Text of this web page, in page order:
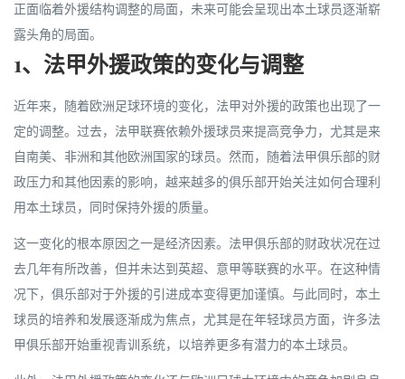
正面临着外援结构调整的局面，未来可能会呈现出本土球员逐渐崭
露头角的局面。
1、法甲外援政策的变化与调整
近年来，随着欧洲足球环境的变化，法甲对外援的政策也出现了一
定的调整。过去，法甲联赛依赖外援球员来提高竞争力，尤其是来
自南美、非洲和其他欧洲国家的球员。然而，随着法甲俱乐部的财
政压力和其他因素的影响，越来越多的俱乐部开始关注如何合理利
用本土球员，同时保持外援的质量。
这一变化的根本原因之一是经济因素。法甲俱乐部的财政状况在过
去几年有所改善，但并未达到英超、意甲等联赛的水平。在这种情
况下，俱乐部对于外援的引进成本变得更加谨慎。与此同时，本土
球员的培养和发展逐渐成为焦点，尤其是在年轻球员方面，许多法
甲俱乐部开始重视青训系统，以培养更多有潜力的本土球员。